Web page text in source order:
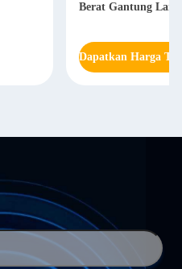
Berat Gantung
Dapatkan Harga